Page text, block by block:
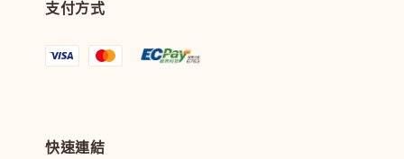
支付方式
快速連結